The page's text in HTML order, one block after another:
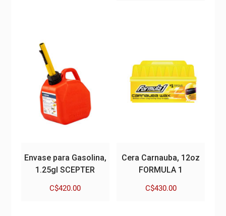
Envase para Gasolina,
1.25gl SCEPTER
C$420.00
Cera Carnauba, 12oz
FORMULA 1
C$430.00